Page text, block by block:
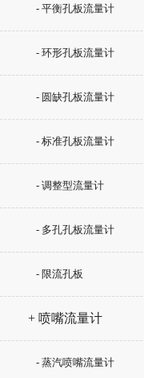
- 平衡孔板流量计
- 环形孔板流量计
- 圆缺孔板流量计
- 标准孔板流量计
- 调整型流量计
- 多孔孔板流量计
- 限流孔板
+ 喷嘴流量计
- 蒸汽喷嘴流量计